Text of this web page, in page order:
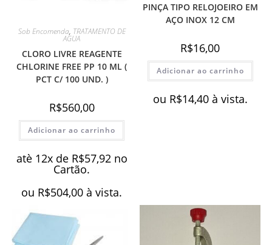
Sob Encomenda, TRATAMENTO DE
AGUA
CLORO LIVRE REAGENTE
CHLORINE FREE PP 10 ML (
PCT C/ 100 UND. )
R$560,00
Adicionar ao carrinho
atè 12x de R$57,92 no
Cartão.
ou R$504,00 à vista.
PINÇA TIPO RELOJOEIRO EM
AÇO INOX 12 CM
R$16,00
Adicionar ao carrinho
ou R$14,40 à vista.